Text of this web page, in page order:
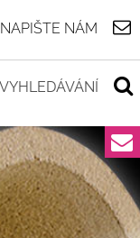
NAPIŠTE NÁM